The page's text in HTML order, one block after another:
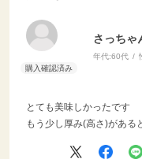
さっちゃ
年代:60代
とても美味しかったです
もう少し厚み(高さ)がある